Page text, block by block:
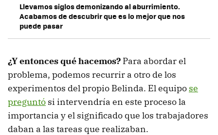
Llevamos siglos demonizando al aburrimiento.
Acabamos de descubrir que es lo mejor que nos
puede pasar
¿Y entonces qué hacemos? Para abordar el
problema, podemos recurrir a otro de los
experimentos del propio Belinda. El equipo se
preguntó si intervendría en este proceso la
importancia y el significado que los trabajadores
daban a las tareas que realizaban.